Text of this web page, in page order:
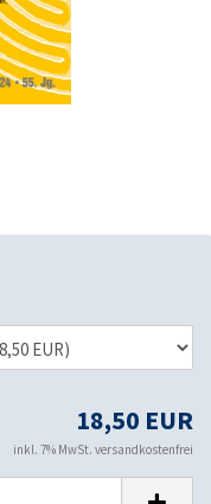
18,50 EUR
inkl. 7% MwSt. versandkostenfrei